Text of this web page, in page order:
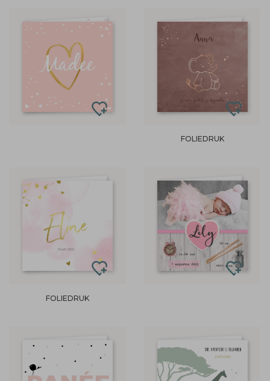
FOLIEDRUK
FOLIEDRUK